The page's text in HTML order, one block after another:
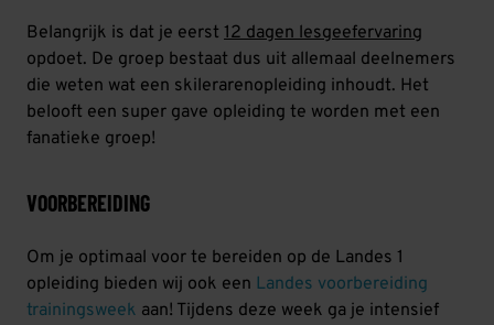
Belangrijk is dat je eerst 12 dagen lesgeefervaring
opdoet. De groep bestaat dus uit allemaal deelnemers
die weten wat een skilerarenopleiding inhoudt. Het
belooft een super gave opleiding te worden met een
fanatieke groep!
VOORBEREIDING
Om je optimaal voor te bereiden op de Landes 1
opleiding bieden wij ook een Landes voorbereiding
trainingsweek aan! Tijdens deze week ga je intensief